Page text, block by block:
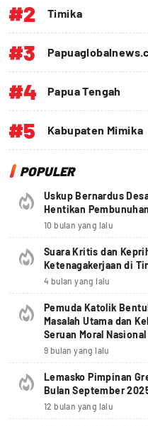
#2 Timika
#3
#4 Papua Tengah
#5 Kabupaten Mimika
POPULER
Uskup Bernardus
Hentikan
10 bulan yang lalu
Suara Kritis dan
Ketenagakerjaan di
4 bulan yang lalu
Pemuda Katolik
Masalah Utama dan
Seruan Moral Nasional
9 bulan yang lalu
Lemasko Pimpinan
Bulan September
12 bulan yang lalu